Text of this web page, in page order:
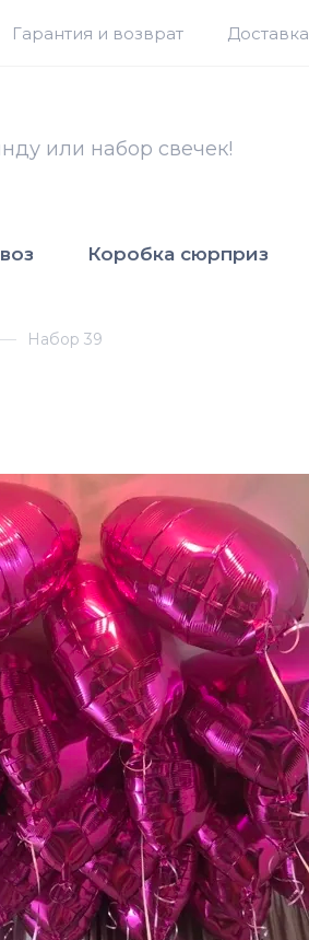
Гарантия и возврат Доставка
или набор свечек!
Коробка сюрприз
Набор 39